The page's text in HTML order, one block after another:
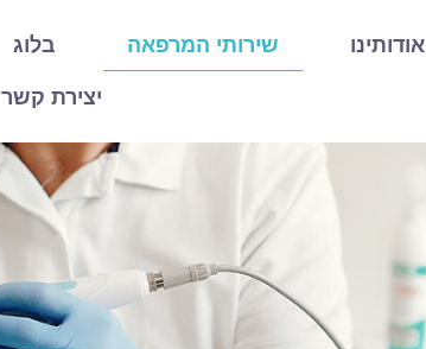
אודותינו שירותי המרפאה
בלוג
יצירת קשר